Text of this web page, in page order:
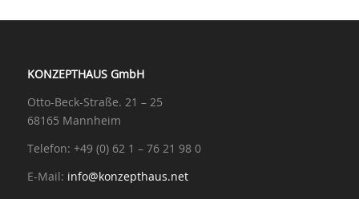
KONZEPTHAUS GmbH
Otto-Beck-Straße. 21 – 25
68165 Mannheim
Telefon: +49 (0) 62 1 – 76 21 98 0
E-Mail: info@konzepthaus.net